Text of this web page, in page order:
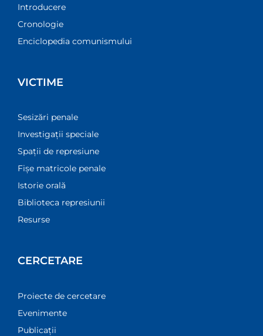
Introducere
Cronologie
Enciclopedia comunismului
VICTIME
Sesizări penale
Investigații speciale
Spații de represiune
Fișe matricole penale
Istorie orală
Biblioteca represiunii
Resurse
CERCETARE
Proiecte de cercetare
Evenimente
Publicații